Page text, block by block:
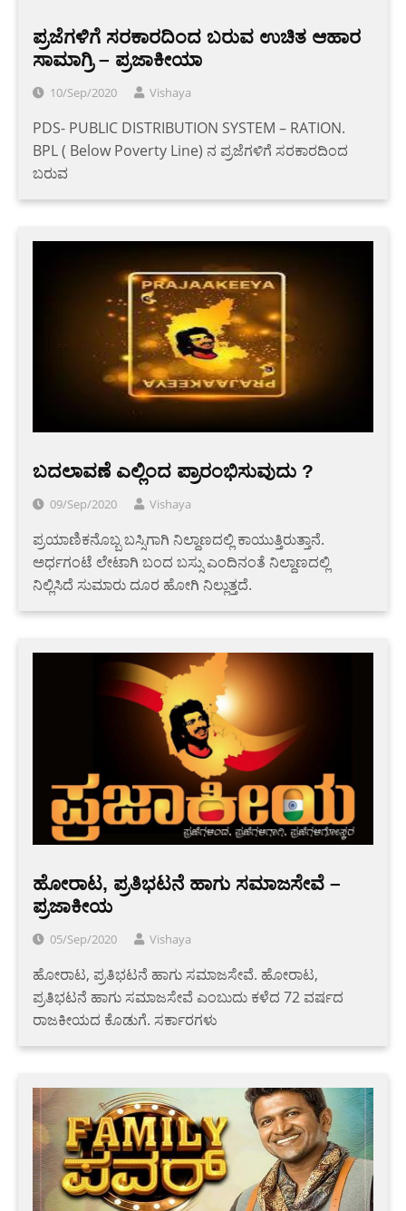
ಪ್ರಜೆಗಳಿಗೆ ಸರಕಾರದಿಂದ ಬರುವ ಉಚಿತ ಆಹಾರ
ಸಾಮಾಗ್ರಿ – ಪ್ರಜಾಕೀಯಾ
10/Sep/2020 Vishaya
PDS- PUBLIC DISTRIBUTION SYSTEM – RATION.
BPL ( Below Poverty Line) ನ ಪ್ರಜೆಗಳಿಗೆ ಸರಕಾರದಿಂದ
ಬರುವ
ಬದಲಾವಣೆ ಎಲ್ಲಿಂದ ಪ್ರಾರಂಭಿಸುವುದು ?
09/Sep/2020 Vishaya
ಪ್ರಯಾಣಿಕನೊಬ್ಬ ಬಸ್ಸಿಗಾಗಿ ನಿಲ್ದಾಣದಲ್ಲಿ ಕಾಯುತ್ತಿರುತ್ತಾನೆ.
ಅರ್ಧಗಂಟೆ ಲೇಟಾಗಿ ಬಂದ ಬಸ್ಸು ಎಂದಿನಂತೆ ನಿಲ್ದಾಣದಲ್ಲಿ
ನಿಲ್ಲಿಸಿದೆ ಸುಮಾರು ದೂರ ಹೋಗಿ ನಿಲ್ಲುತ್ತದೆ.
ಹೋರಾಟ, ಪ್ರತಿಭಟನೆ ಹಾಗು ಸಮಾಜಸೇವೆ –
ಪ್ರಜಾಕೀಯ
05/Sep/2020 Vishaya
ಹೋರಾಟ, ಪ್ರತಿಭಟನೆ ಹಾಗು ಸಮಾಜಸೇವೆ. ಹೋರಾಟ,
ಪ್ರತಿಭಟನೆ ಹಾಗು ಸಮಾಜಸೇವೆ ಎಂಬುದು ಕಳೆದ 72 ವರ್ಷದ
ರಾಜಕೀಯದ ಕೊಡುಗೆ. ಸರ್ಕಾರಗಳು